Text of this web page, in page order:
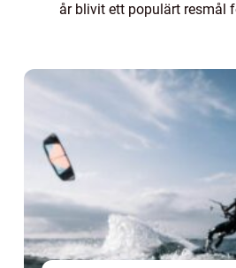
år blivit ett populärt resmål